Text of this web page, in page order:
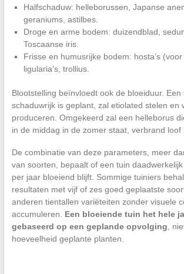
Halfschaduw: helleborussen, Japanse
geraniums, astilbes.
Droge en arme bodem: duizendblad,
Toscaanse iris.
Frisse en humusrijke bodem: hosta’s (voor
ligularia’s, trollius.
Blootstelling beïnvloedt ook de bloeiduur. Een
schaduwrijk is geplant, zal etiolated stelen en
produceren. Omgekeerd zal een helleborus
in de middag in de zomer staat, verbrand loof
De combinatie van deze parameters, meer
van soorten, bepaalt of een tuin
per jaar bloeiend blijft. Sommige tuiniers
resultaten met vijf of zes goed geplaatste
anderen tientallen variëteiten zonder visuele
accumuleren. Een bloeiende tuin het hele
gebaseerd op een geplande opvolging ,
hoeveelheid geplante planten.